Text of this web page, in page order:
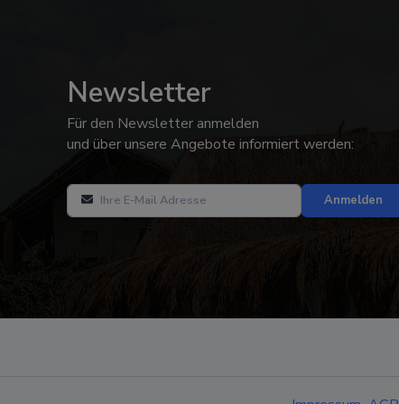
Newsletter
Für den Newsletter anmelden
und über unsere Angebote informiert werden:
Anmelden